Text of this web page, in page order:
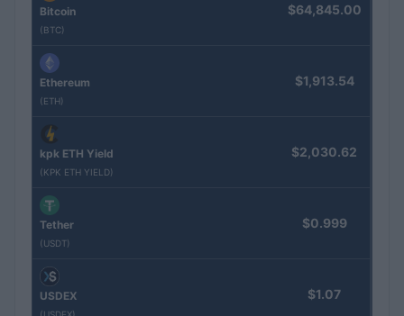
Bitcoin
(BTC)
$64,845.00
Ethereum
(ETH)
$1,913.54
kpk ETH Yield
(KPK ETH YIELD)
$2,030.62
Tether
(USDT)
$0.999
USDEX $1.07